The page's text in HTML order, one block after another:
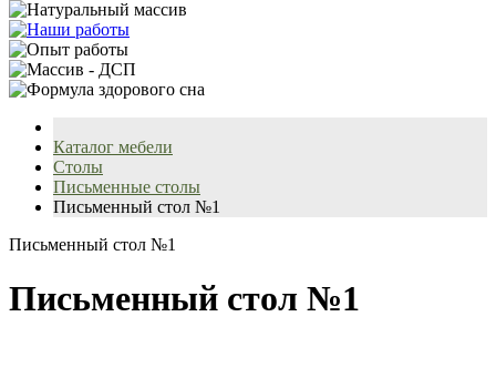
Каталог мебели
Столы
Письменные столы
Письменный стол №1
Письменный стол №1
Письменный стол №1